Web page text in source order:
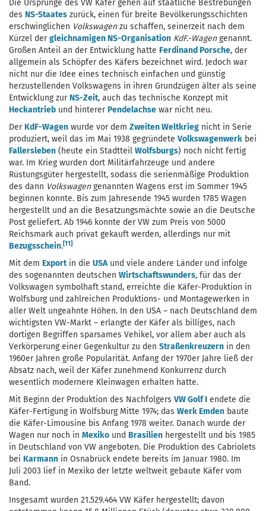
Die Ursprünge des VW Käfer gehen auf staatliche Bestrebungen
des NS-Staates zurück, einen für breite Bevölkerungsschichten
erschwinglichen Volkswagenzu schaffen, seinerzeit nach dem
Kürzel dergleichnamigen NS-Organisation KdF.-Wagengenannt.
Großen Anteil an der Entwicklung hatte Ferdinand Porsche, der
allgemein als Schöpfer des Käfers bezeichnet wird. Jedoch war
nicht nur die Idee eines technisch einfachen und günstig
herzustellenden Volkswagens in ihren Grundzügen älter als seine
Entwicklung zur NS-Zeit, auch das technische Konzept mit
Heckantrieb und hinterer Pendelachse war nicht neu.
Der KdF-Wagen wurde vor dem Zweiten Weltkrieg nicht in Serie
produziert, weil das im Mai 1938 gegründete Volkswagenwerk bei
Fallersleben (heute ein Stadtteil Wolfsburgs) noch nicht fertig
war. Im Krieg wurden dort Militärfahrzeuge und andere
Rüstungsgüter hergestellt, sodass die serienmäßige Produktion
des dann Volkswagengenannten Wagens erst im Sommer 1945
beginnen konnte. Bis zum Jahresende 1945 wurden 1785 Wagen
hergestellt und an die Besatzungsmächte sowie an die Deutsche
Post geliefert. Ab 1946 konnte der VW zum Preis von 5000
Reichsmark auch privat gekauft werden, allerdings nur mit
Bezugsschein.[11]
Mit dem Exportin die USAund viele andere Länder und infolge
des sogenannten deutschen Wirtschaftswunders, für das der
Volkswagen symbolhaft stand, erreichte die Käfer-Produktion in
Wolfsburg und zahlreichen Produktions- und Montagewerken in
aller Welt ungeahnte Höhen. In den USA – nach Deutschland dem
wichtigsten VW-Markt – erlangte der Käfer als billiges, nach
dortigen Begriffen sparsames Vehikel, vor allem aber auch als
Verkörperung einer Gegenkultur zu den Straßenkreuzern in den
1960er Jahren große Popularität. Anfang der 1970er Jahre ließ der
Absatz nach, weil der Käfer zunehmend Konkurrenz durch
wesentlich modernere Kleinwagen erhalten hatte.
Mit Beginn der Produktion des Nachfolgers VW Golf I endete die
Käfer-Fertigung in Wolfsburg Mitte 1974; das Werk Emden baute
die Käfer-Limousine bis Anfang 1978 weiter. Danach wurde der
Wagen nur noch in Mexiko und Brasilien hergestellt und bis 1985
in Deutschland von VW angeboten. Die Produktion des Cabriolets
bei Karmann in Osnabrück endete bereits im Januar 1980. Im
Juli 2003 lief in Mexiko der letzte weltweit gebaute Käfer vom
Band.
Insgesamt wurden 21.529.464 VW Käfer hergestellt; davon